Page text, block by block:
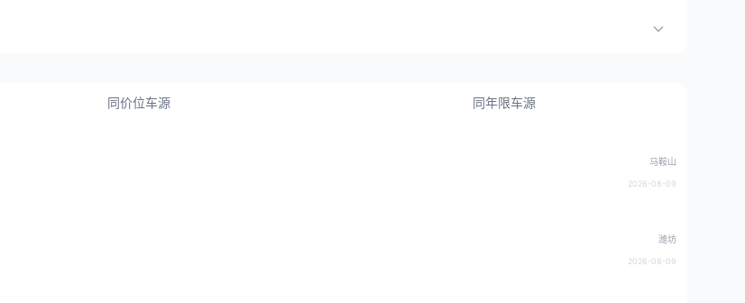
同价位车源 同年限车源
马鞍山
2026-08-09
潍坊
2026-08-09